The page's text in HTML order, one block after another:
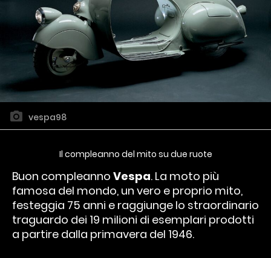
vespa98
Il compleanno del mito su due ruote
Buon compleanno Vespa. La moto più
famosa del mondo, un vero e proprio mito,
festeggia 75 anni e raggiunge lo straordinario
traguardo dei 19 milioni di esemplari prodotti
a partire dalla primavera del 1946.